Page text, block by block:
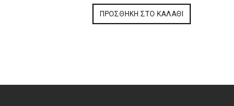
ΠΡΟΣΘΉΚΗ ΣΤΟ ΚΑΛΆΘΙ